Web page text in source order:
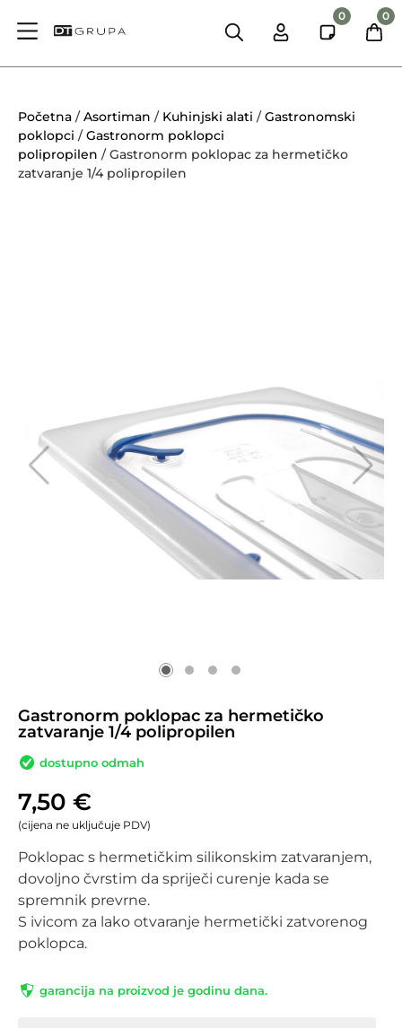
0 0
Početna /Asortiman / Kuhinjski alati /Gastronomski
poklopci /Gastronorm poklopci
polipropilen / Gastronorm poklopac za hermetičko
zatvaranje 1/4 polipropilen
Gastronorm poklopac za hermetičko
zatvaranje 1/4 polipropilen
dostupno odmah
7,50 €
(cijena ne uključuje PDV)
Poklopac s hermetičkim silikonskim zatvaranjem,
dovoljno čvrstim da spriječi curenje kada se
spremnik prevrne.
S ivicom za lako otvaranje hermetički zatvorenog
poklopca.
garancija na proizvod je godinu dana.